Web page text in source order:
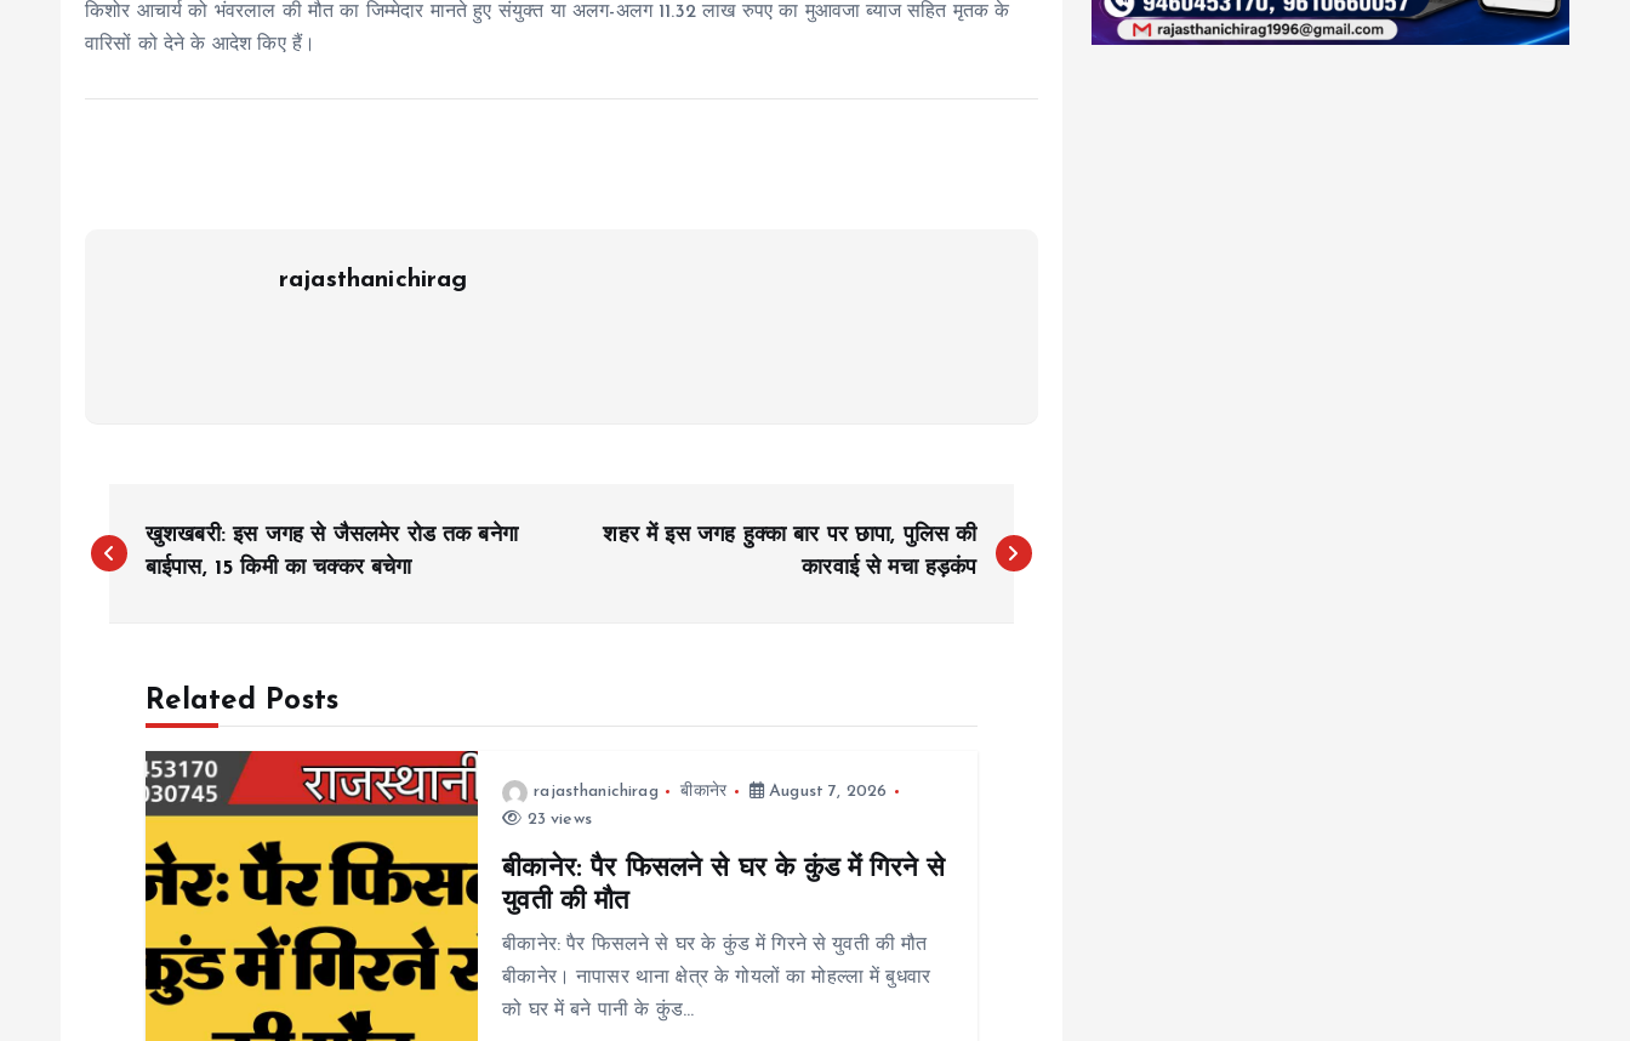
किशोर आचार्य को भंवरलाल की मौत का जिम्मेदार मानते हुए संयुक्त या अलग-अलग 11.32 लाख रुपए का मुआवजा ब्याज सहित मृतक के
वारिसों को देने के आदेश किए हैं।
rajasthanichirag
o
खुशखबरी: इस जगह से जैसलमेर रोड तक बनेगा
बाईपास, 15 किमी का चक्कर बचेगा
शहर में इस जगह हुक्का बार पर छापा, पुलिस की
कारवाई से मचा हड़कंप
Related Posts
rajasthanichirag बीकानेर
August 7, 2026
23 views
बीकानेर: पैर फिसलने से घर के कुंड में गिरने से
युवती की मौत
बीकानेर: पैर फिसलने से घर के कुंड में गिरने से युवती की मौत
बीकानेर। नापासर थाना क्षेत्र के गोयलों का मोहल्ला में बुधवार
को घर में बने पानी के कुंड…